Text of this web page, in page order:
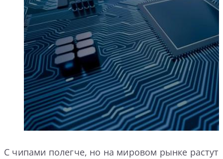
С чипами полегче, но на мировом рынке растут